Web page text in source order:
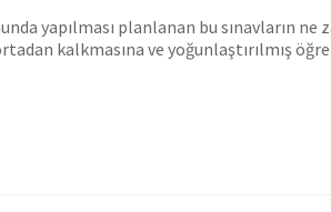
yapılması planlanan bu sınavların ne
kalkmasına ve yoğunlaştırılmış